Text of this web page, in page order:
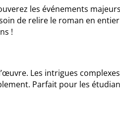
les événements
de relire le roman en
!
Les intrigues
Parfait pour les